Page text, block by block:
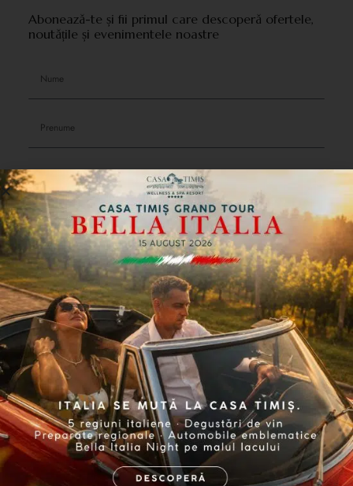
Abonează-te și fii primul care descoperă ofertele,
noutățile și evenimentele noastre
Sunt de acord să primesc comunicări cu scop comercial și de
marketing pe e-mail sub formă de newsletter, cu respectarea clauzelor de
confidențialitate și a drepturilor pe care le dețin, în calitate de persoană
vizată, prezentate în
Politica de Confidențialitate.
Join our world